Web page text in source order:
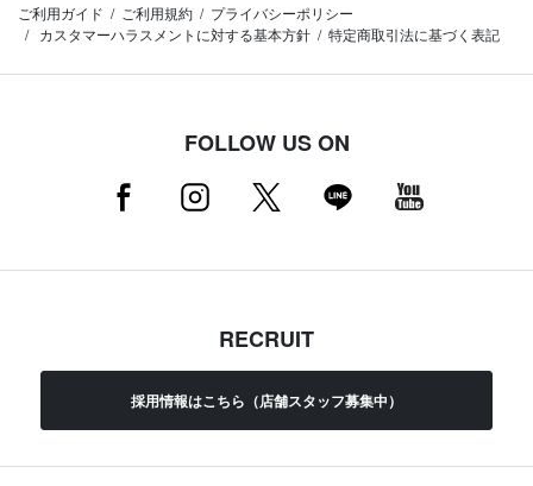
ご利用ガイド ご利用規約
プライバシーポリシー
カスタマーハラスメントに対する基本方針
特定商取引法に基づく表記
FOLLOW US ON
RECRUIT
採用情報はこちら（店舗スタッフ募集中）